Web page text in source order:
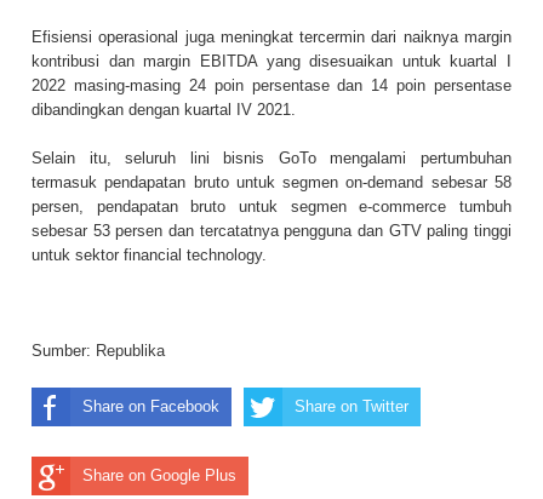
Efisiensi operasional juga meningkat tercermin dari naiknya margin
kontribusi dan margin EBITDA yang disesuaikan untuk kuartal I
2022 masing-masing 24 poin persentase dan 14 poin persentase
dibandingkan dengan kuartal IV 2021.
Selain itu, seluruh lini bisnis GoTo mengalami pertumbuhan
termasuk pendapatan bruto untuk segmen on-demand sebesar 58
persen, pendapatan bruto untuk segmen e-commerce tumbuh
sebesar 53 persen dan tercatatnya pengguna dan GTV paling tinggi
untuk sektor financial technology.
Sumber: Republika
Share on Facebook Share on Twitter
Share on Google Plus